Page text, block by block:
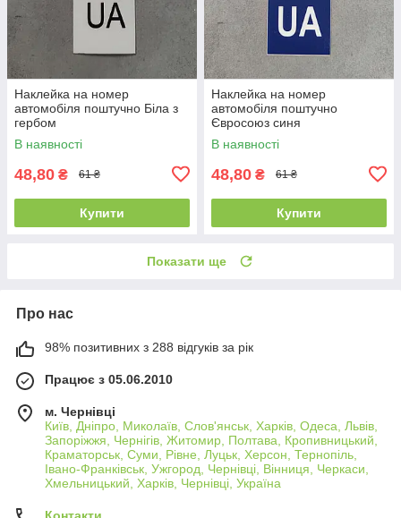
Наклейка на номер
автомобіля поштучно Біла з
гербом
В наявності
48,80 ₴ 61 ₴
Купити
Наклейка на номер
автомобіля поштучно
Євросоюз синя
В наявності
48,80 ₴ 61 ₴
Купити
Показати ще
Про нас
98% позитивних з 288 відгуків за рік
Працює з 05.06.2010
м. Чернівці
Київ, Дніпро, Миколаїв, Слов'янськ, Харків, Одеса, Львів,
Запоріжжя, Чернігів, Житомир, Полтава, Кропивницький,
Краматорськ, Суми, Рівне, Луцьк, Херсон, Тернопіль,
Івано-Франківськ, Ужгород, Чернівці, Вінниця, Черкаси,
Хмельницький, Харків, Чернівці, Україна
Контакти